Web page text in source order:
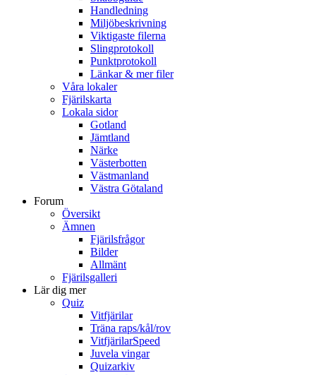
Handledning
Miljöbeskrivning
Viktigaste filerna
Slingprotokoll
Punktprotokoll
Länkar & mer filer
Våra lokaler
Fjärilskarta
Lokala sidor
Gotland
Jämtland
Närke
Västerbotten
Västmanland
Västra Götaland
Forum
Översikt
Ämnen
Fjärilsfrågor
Bilder
Allmänt
Fjärilsgalleri
Lär dig mer
Quiz
Vitfjärilar
Träna raps/kål/rov
VitfjärilarSpeed
Juvela vingar
Quizarkiv